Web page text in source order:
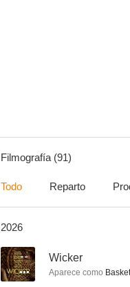
Filmografía (91)
Todo Reparto
2026
-- Wicker
Aparece como